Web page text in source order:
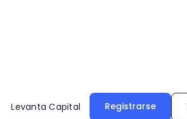
Levanta Capital Registrarse